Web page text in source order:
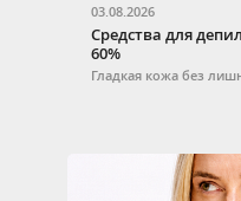
03.08.2026
Средства для
60%
Гладкая кожа без